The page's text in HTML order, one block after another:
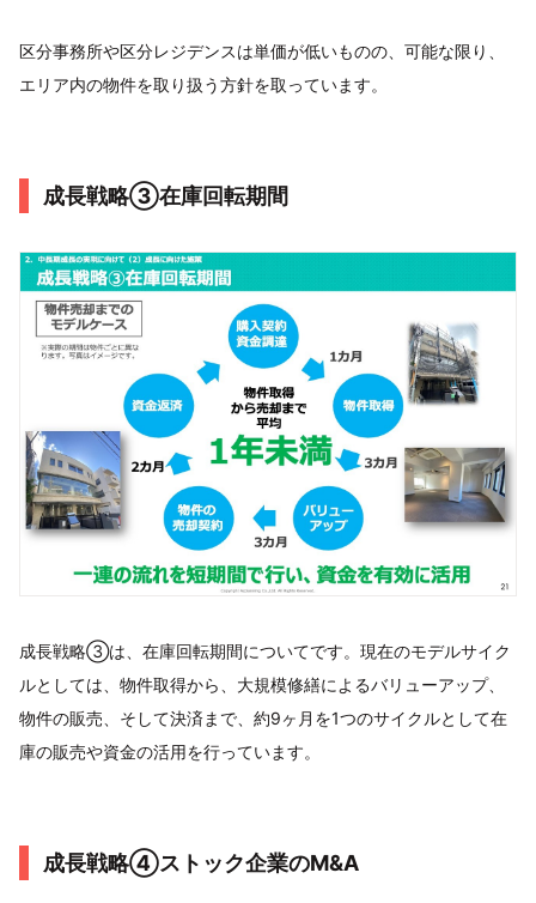
区分事務所や区分レジデンスは単価が低いものの、可能な限り、
エリア内の物件を取り扱う方針を取っています。
成長戦略③在庫回転期間
成長戦略③は、在庫回転期間についてです。現在のモデルサイク
ルとしては、物件取得から、大規模修繕によるバリューアップ、
物件の販売、そして決済まで、約9ヶ月を1つのサイクルとして在
庫の販売や資金の活用を行っています。
成長戦略④ストック企業のM&A